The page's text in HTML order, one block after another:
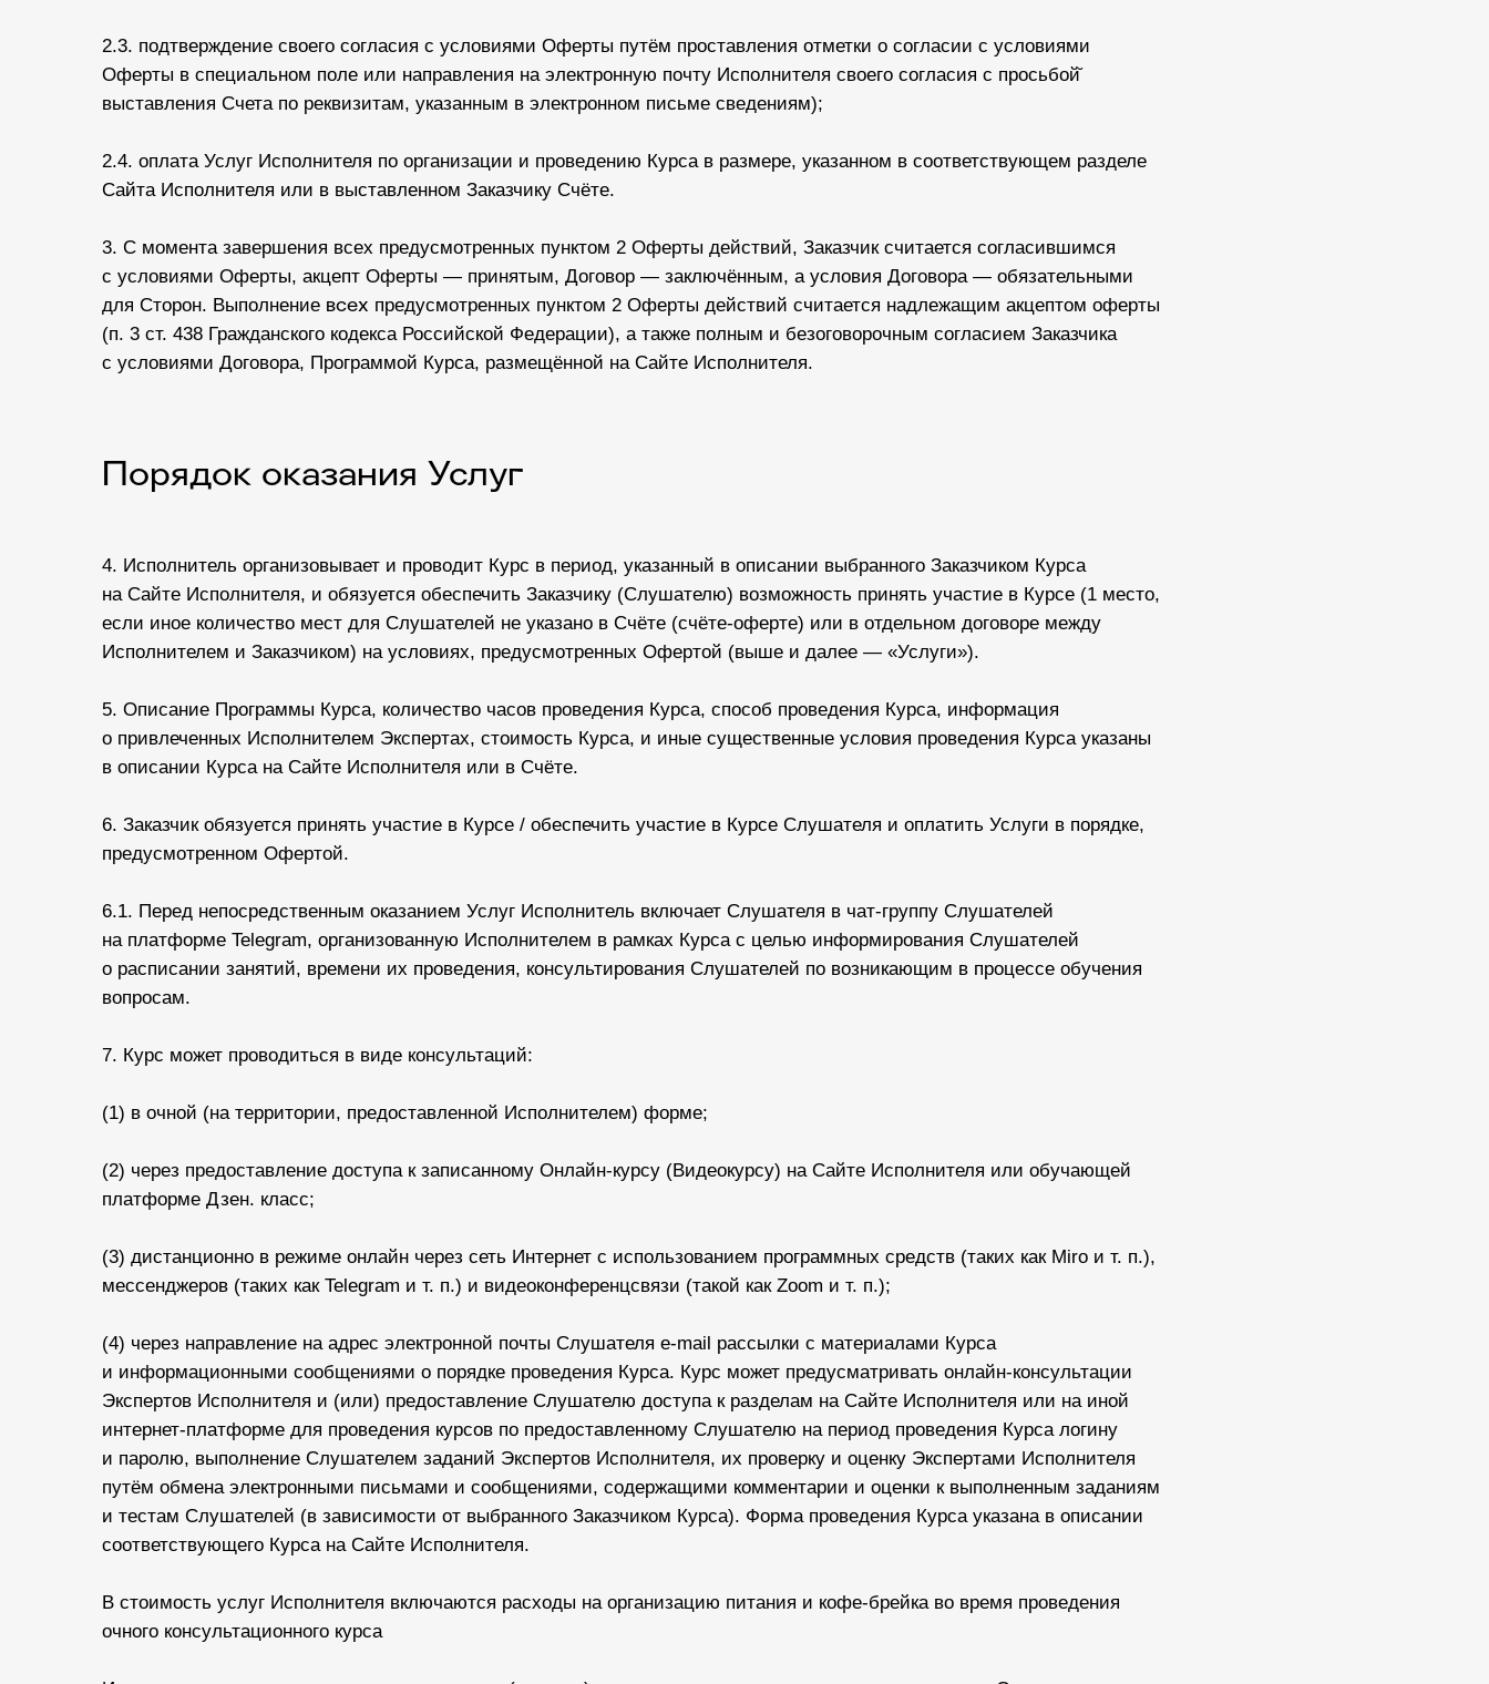
2.3. подтверждение своего согласия с условиями Оферты путём проставления отметки о согласии с условиями
Оферты в специальном поле или направления на электронную почту Исполнителя своего согласия с просьбой̆
выставления Счета по реквизитам, указанным в электронном письме сведениям);
2.4. оплата Услуг Исполнителя по организации и проведению Курса в размере, указанном в соответствующем разделе
Сайта Исполнителя или в выставленном Заказчику Счёте.
3. С момента завершения всех предусмотренных пунктом 2 Оферты действий, Заказчик считается согласившимся
с условиями Оферты, акцепт Оферты — принятым, Договор — заключённым, а условия Договора — обязательными
для Сторон. Выполнение всех предусмотренных пунктом 2 Оферты действий считается надлежащим акцептом оферты
(п. 3 ст. 438 Гражданского кодекса Российской Федерации), а также полным и безоговорочным согласием Заказчика
с условиями Договора, Программой Курса, размещённой на Сайте Исполнителя.
Порядок оказания Услуг
4. Исполнитель организовывает и проводит Курс в период, указанный в описании выбранного Заказчиком Курса
на Сайте Исполнителя, и обязуется обеспечить Заказчику (Слушателю) возможность принять участие в Курсе (1 место,
если иное количество мест для Слушателей не указано в Счёте (счёте-оферте) или в отдельном договоре между
Исполнителем и Заказчиком) на условиях, предусмотренных Офертой (выше и далее — «Услуги»).
5. Описание Программы Курса, количество часов проведения Курса, способ проведения Курса, информация
о привлеченных Исполнителем Экспертах, стоимость Курса, и иные существенные условия проведения Курса указаны
в описании Курса на Сайте Исполнителя или в Счёте.
6. Заказчик обязуется принять участие в Курсе / обеспечить участие в Курсе Слушателя и оплатить Услуги в порядке,
предусмотренном Офертой.
6.1. Перед непосредственным оказанием Услуг Исполнитель включает Слушателя в чат-группу Слушателей
на платформе Telegram, организованную Исполнителем в рамках Курса с целью информирования Слушателей
о расписании занятий, времени их проведения, консультирования Слушателей по возникающим в процессе обучения
вопросам.
7. Курс может проводиться в виде консультаций:
(1) в очной (на территории, предоставленной Исполнителем) форме;
(2) через предоставление доступа к записанному Онлайн-курсу (Видеокурсу) на Сайте Исполнителя или обучающей
платформе Дзен. класс;
(3) дистанционно в режиме онлайн через сеть Интернет с использованием программных средств (таких как Miro и т. п.),
мессенджеров (таких как Telegram и т. п.) и видеоконференцсвязи (такой как Zoom и т. п.);
(4) через направление на адрес электронной почты Слушателя e-mail рассылки с материалами Курса
и информационными сообщениями о порядке проведения Курса. Курс может предусматривать онлайн-консультации
Экспертов Исполнителя и (или) предоставление Слушателю доступа к разделам на Сайте Исполнителя или на иной
интернет-платформе для проведения курсов по предоставленному Слушателю на период проведения Курса логину
и паролю, выполнение Слушателем заданий Экспертов Исполнителя, их проверку и оценку Экспертами Исполнителя
путём обмена электронными письмами и сообщениями, содержащими комментарии и оценки к выполненным заданиям
и тестам Слушателей (в зависимости от выбранного Заказчиком Курса). Форма проведения Курса указана в описании
соответствующего Курса на Сайте Исполнителя.
В стоимость услуг Исполнителя включаются расходы на организацию питания и кофе-брейка во время проведения
очного консультационного курса